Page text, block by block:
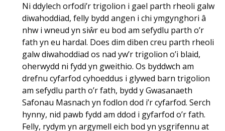
Ni ddylech orfodi’r trigolion i gael parth rheoli galw
diwahoddiad, felly bydd angen i chi ymgynghori â
nhw i wneud yn siŵr eu bod am sefydlu parth o’r
fath yn eu hardal. Does dim diben creu parth rheoli
galw diwahoddiad os nad yw’r trigolion o’i blaid,
oherwydd ni fydd yn gweithio. Os byddwch am
drefnu cyfarfod cyhoeddus i glywed barn trigolion
am sefydlu parth o’r fath, bydd y Gwasanaeth
Safonau Masnach yn fodlon dod i’r cyfarfod. Serch
hynny, nid pawb fydd am ddod i gyfarfod o’r fath.
Felly, rydym yn argymell eich bod yn ysgrifennu at